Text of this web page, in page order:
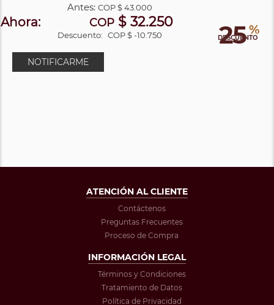
25 %
DESCUENTO
Antes: COP$ 43.000
Ahora: COP$ 32.250
Descuento: COP $ -10.750
NOTIFICARME
ATENCIÓN AL CLIENTE
Contáctenos
Preguntas Frecuentes
Proceso de Compra
INFORMACIÓN LEGAL
Términos y Condiciones
Tratamiento de Datos
Política de Privacidad